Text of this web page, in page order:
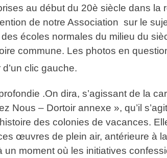
au début du 20è siècle dans la
de notre Association sur le
écoles normales du milieu du
commune. Les photos en
clic gauche.
.On dira, s’agissant de la
Nous – Dortoir annexe », qu’il s’agit
des colonies de vacances.
œuvres de plein air, antérieure à
moment où les initiatives